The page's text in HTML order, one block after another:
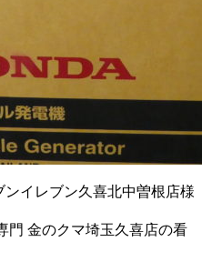
イレブン久喜北中曽根店様
門 金のクマ埼玉久喜店の看